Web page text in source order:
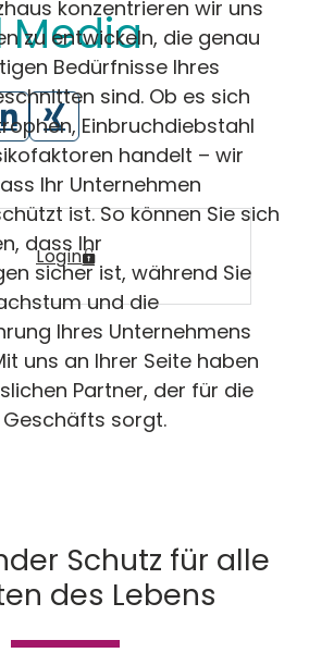
Media
Login
konzentrieren wir uns
zu entwickeln, die genau
Bedürfnisse Ihres
sind. Ob es sich
Einbruchdiebstahl
handelt – wir
Ihr Unternehmen
ist. So können Sie sich
dass Ihr
sicher ist, während Sie
und die
Ihres Unternehmens
uns an Ihrer Seite haben
Partner, der für die
sorgt.
Schutz für alle
des Lebens